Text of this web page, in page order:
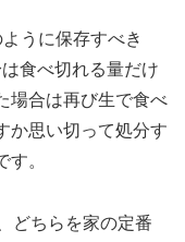
うに保存すべき
食べ切れる量だけ
場合は再び生で食べ
か思い切って処分す
。
どちらを家の定番